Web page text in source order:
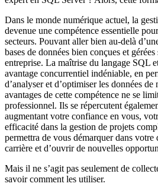
Dans le monde numérique actuel, la
devenue une compétence essentielle
secteurs. Pouvant aller bien au-delà
bases de données bien conçues et
entreprise. La maîtrise du langage SQL
avantage concurrentiel indéniable, en
d’analyser et d’optimiser les données
avantages de cette compétence ne se
professionnel. Ils se répercutent
augmentant votre confiance en vous,
efficacité dans la gestion de projets
permettra de vous démarquer dans votre
carrière et d’ouvrir de nouvelles
Mais il ne s’agit pas seulement de
savoir comment les utiliser.